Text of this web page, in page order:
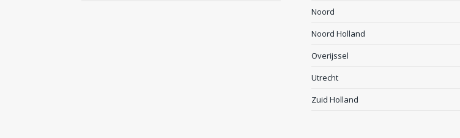
Noord
Noord Holland
Overijssel
Utrecht
Zuid Holland